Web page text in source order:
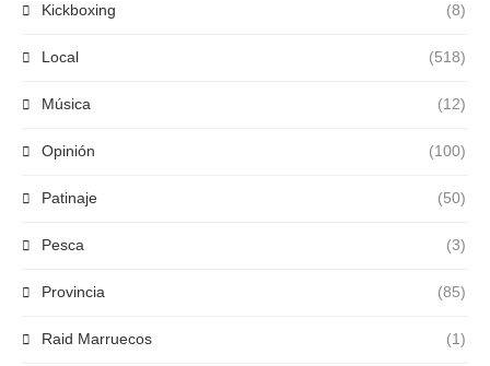
Kickboxing (8)
Local (518)
Música (12)
Opinión (100)
Patinaje (50)
Pesca (3)
Provincia (85)
Raid Marruecos (1)